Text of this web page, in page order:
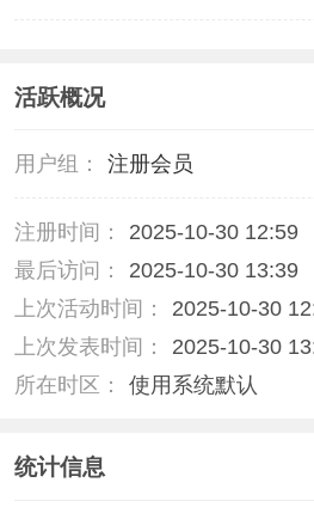
活跃概况
用户组： 注册会员
注册时间：
2025-10-30 12:59
最后访问：
2025-10-30 13:39
上次活动时间：
2025-10-30
上次发表时间：
2025-10-30
所在时区：
使用系统默认
统计信息